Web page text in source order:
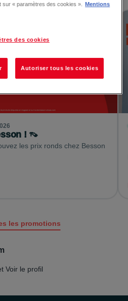
! 👡
les prix ronds chez Besson
les promotions
Voir le profil
« paramètres des cookies ».
Mentions
des cookies
Autoriser tous les cookies